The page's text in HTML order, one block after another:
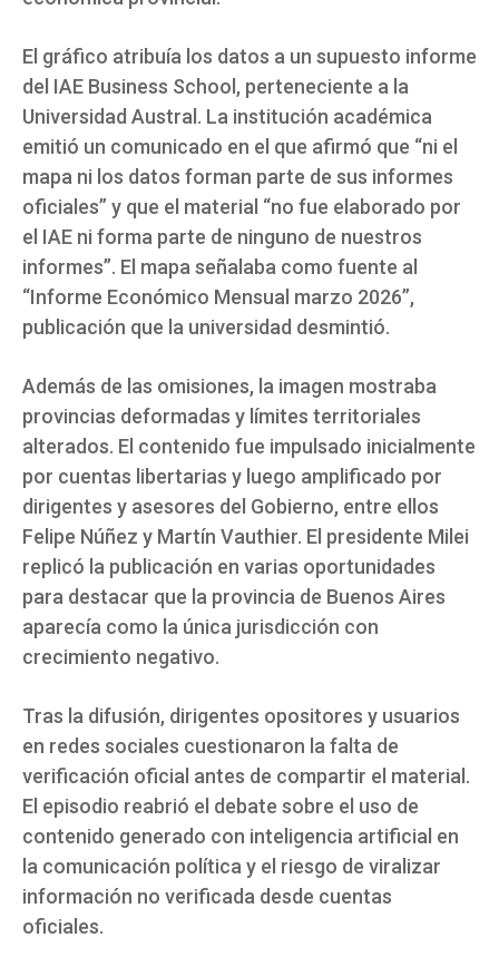
El gráfico atribuía los datos a un supuesto informe
del IAE Business School, perteneciente a la
Universidad Austral. La institución académica
emitió un comunicado en el que afirmó que “ni el
mapa ni los datos forman parte de sus informes
oficiales” y que el material “no fue elaborado por
el IAE ni forma parte de ninguno de nuestros
informes”. El mapa señalaba como fuente al
“Informe Económico Mensual marzo 2026”,
publicación que la universidad desmintió.
Además de las omisiones, la imagen mostraba
provincias deformadas y límites territoriales
alterados. El contenido fue impulsado inicialmente
por cuentas libertarias y luego amplificado por
dirigentes y asesores del Gobierno, entre ellos
Felipe Núñez y Martín Vauthier. El presidente Milei
replicó la publicación en varias oportunidades
para destacar que la provincia de Buenos Aires
aparecía como la única jurisdicción con
crecimiento negativo.
Tras la difusión, dirigentes opositores y usuarios
en redes sociales cuestionaron la falta de
verificación oficial antes de compartir el material.
El episodio reabrió el debate sobre el uso de
contenido generado con inteligencia artificial en
la comunicación política y el riesgo de viralizar
información no verificada desde cuentas
oficiales.